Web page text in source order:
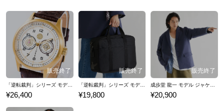
ッションアイテムをご紹介いたします。
「逆転裁判」シリーズ モデル 腕時計
¥26,400
「逆転裁判」シリーズ モデル バッグ
¥19,800 ¥20,900